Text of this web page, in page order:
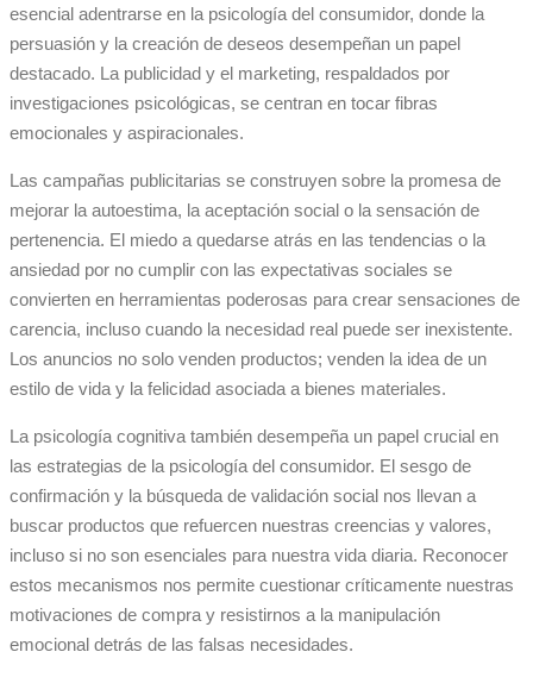
esencial adentrarse en la psicología del consumidor, donde la
persuasión y la creación de deseos desempeñan un papel
destacado. La publicidad y el marketing, respaldados por
investigaciones psicológicas, se centran en tocar fibras
emocionales y aspiracionales.
Las campañas publicitarias se construyen sobre la promesa de
mejorar la autoestima, la aceptación social o la sensación de
pertenencia. El miedo a quedarse atrás en las tendencias o la
ansiedad por no cumplir con las expectativas sociales se
convierten en herramientas poderosas para crear sensaciones de
carencia, incluso cuando la necesidad real puede ser inexistente.
Los anuncios no solo venden productos; venden la idea de un
estilo de vida y la felicidad asociada a bienes materiales.
La psicología cognitiva también desempeña un papel crucial en
las estrategias de la psicología del consumidor. El sesgo de
confirmación y la búsqueda de validación social nos llevan a
buscar productos que refuercen nuestras creencias y valores,
incluso si no son esenciales para nuestra vida diaria. Reconocer
estos mecanismos nos permite cuestionar críticamente nuestras
motivaciones de compra y resistirnos a la manipulación
emocional detrás de las falsas necesidades.